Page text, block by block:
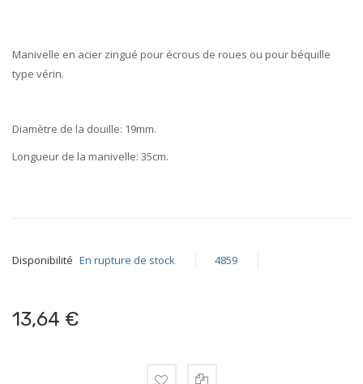
gallery
Manivelle en acier zingué pour écrous de roues ou pour béquille
type vérin.
Diamètre de la douille: 19mm.
Longueur de la manivelle: 35cm.
Disponibilité En rupture de stock 4859
13,64 €